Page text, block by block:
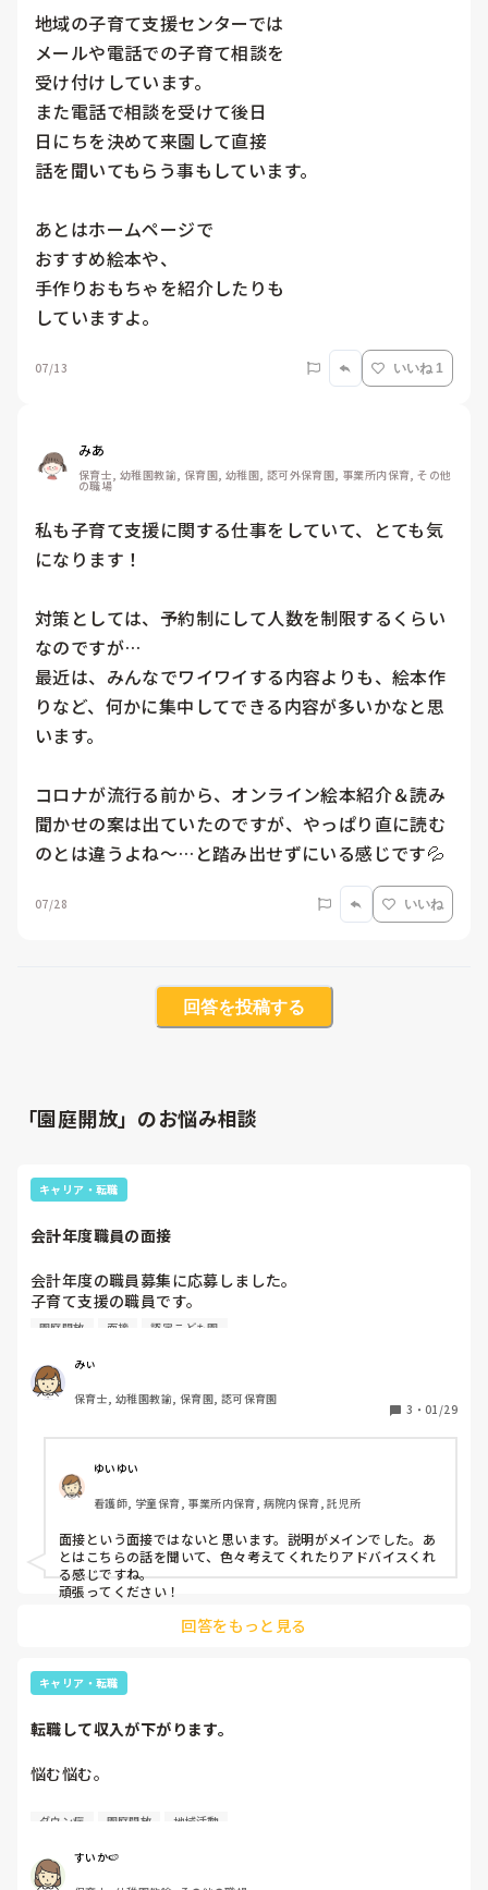
地域の子育て支援センターでは
メールや電話での子育て相談を
受け付けしています。
また電話で相談を受けて後日
日にちを決めて来園して直接
話を聞いてもらう事もしています。
あとはホームページで
おすすめ絵本や、
手作りおもちゃを紹介したりも
していますよ。
07/13 いいね 1
みあ
保育士, 幼稚園教諭, 保育園, 幼稚園, 認可外保育園, 事業所内保育, その他
の職場
私も子育て支援に関する仕事をしていて、とても気
になります！
対策としては、予約制にして人数を制限するくらい
なのですが…
最近は、みんなでワイワイする内容よりも、絵本作
りなど、何かに集中してできる内容が多いかなと思
います。
コロナが流行る前から、オンライン絵本紹介＆読み
聞かせの案は出ていたのですが、やっぱり直に読む
のとは違うよね〜…と踏み出せずにいる感じです💦
07/28 いいね
回答を投稿する
「園庭開放」のお悩み相談
キャリア・転職
会計年度職員の面接
会計年度の職員募集に応募しました。
子育て支援の職員です。
今度面接があるのですが、面接はどのようなことを聞かれる
園庭開放 面接 認定こども園
みぃ
保育士, 幼稚園教諭, 保育園, 認可保育園
3 ・ 01/29
ゆいゆい
看護師, 学童保育, 事業所内保育, 病院内保育, 託児所
面接という面接ではないと思います。説明がメインでした。あ
とはこちらの話を聞いて、色々考えてくれたりアドバイスくれ
る感じですね。
頑張ってください！
回答をもっと見る
キャリア・転職
転職して収入が下がります。
悩む悩む。
転職をして収入が下がるのが悩む。
前職
残業未払、持ち帰りあり、人間関係微妙、5年目は年収370
ダウン症 園庭開放 地域活動
すいか🍉